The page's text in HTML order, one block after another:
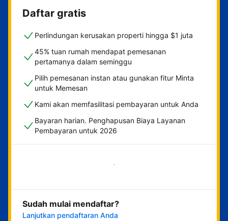
Daftar gratis
Perlindungan kerusakan properti hingga $1 juta
45% tuan rumah mendapat pemesanan
pertamanya dalam seminggu
Pilih pemesanan instan atau gunakan fitur Minta
untuk Memesan
Kami akan memfasilitasi pembayaran untuk Anda
Bayaran harian. Penghapusan Biaya Layanan
Pembayaran untuk 2026
Mulai sekarang
Sudah mulai mendaftar?
Lanjutkan pendaftaran Anda